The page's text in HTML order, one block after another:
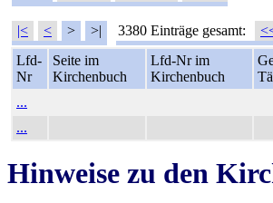
|< < > >| 3380 Einträge gesamt:
Lfd-
Nr
Seite im
Kirchenbuch
Lfd-Nr im
Kirchenbuch
...
...
Hinweise zu den